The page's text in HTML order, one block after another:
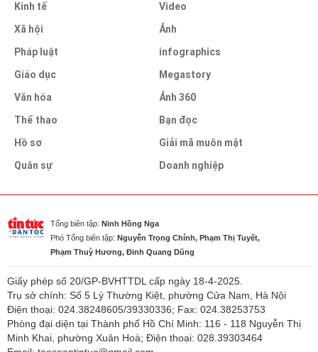
Kinh tế
Xã hội
Pháp luật
Giáo dục
Văn hóa
Thể thao
Hồ sơ
Quân sự
Video
Ảnh
infographics
Megastory
Ảnh 360
Bạn đọc
Giải mã muôn mặt
Doanh nghiệp
Tổng biên tập: Ninh Hồng Nga
Phó Tổng biên tập: Nguyễn Trọng Chính, Phạm Thị Tuyết,
Phạm Thuỳ Hương, Đinh Quang Dũng
Giấy phép số 20/GP-BVHTTDL cấp ngày 18-4-2025.
Trụ sở chính: Số 5 Lý Thường Kiệt, phường Cửa Nam, Hà Nội
Điện thoại: 024.38248605/39330336; Fax: 024.38253753
Phòng đại diện tại Thành phố Hồ Chí Minh: 116 - 118 Nguyễn Thị
Minh Khai, phường Xuân Hoà; Điện thoại: 028.39303464